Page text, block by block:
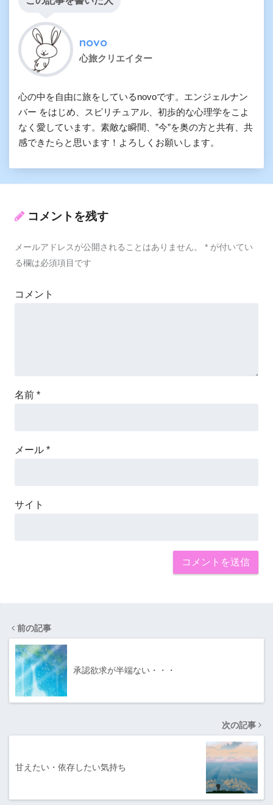
novo
心旅クリエイター
心の中を自由に旅をしているnovoです。エンジェルナン
バー をはじめ、スピリチュアル、初歩的な心理学をこよ
なく愛しています。素敵な瞬間、”今”を奥の方と共有、共
感できたらと思います！よろしくお願いします。
コメントを残す
メールアドレスが公開されることはありません。 * が付いてい
る欄は必須項目です
コメント
名前 *
メール *
サイト
前の記事
承認欲求が半端ない・・・
次の記事
甘えたい・依存したい気持ち